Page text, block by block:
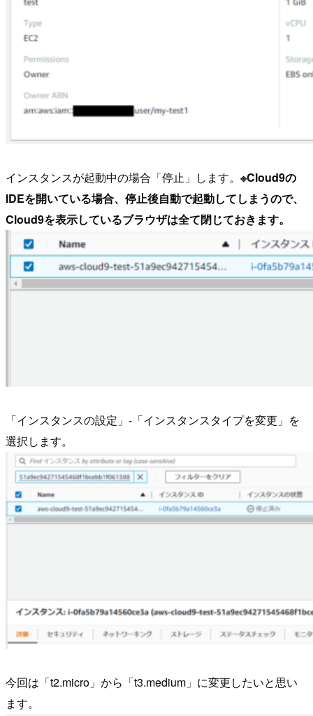
インスタンスが起動中の場合「停止」します。 ※Cloud9の
IDEを開いている場合、停止後自動で起動してしまうので、
Cloud9を表示しているブラウザは全て閉じておきます。
「インスタンスの設定」-「インスタンスタイプを変更」を
選択します。
今回は「t2.micro」から「t3.medium」に変更したいと思い
ます。